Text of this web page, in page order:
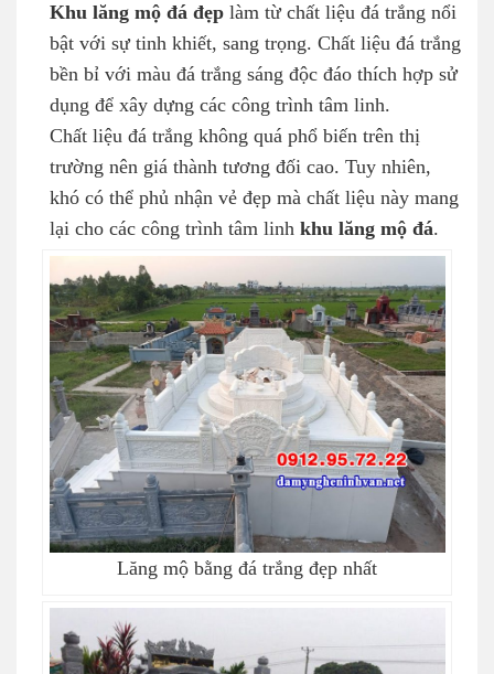
Khu lăng mộ đá đẹp làm từ chất liệu đá trắng nổi
bật với sự tinh khiết, sang trọng. Chất liệu đá trắng
bền bỉ với màu đá trắng sáng độc đáo thích hợp sử
dụng để xây dựng các công trình tâm linh.
Chất liệu đá trắng không quá phổ biến trên thị
trường nên giá thành tương đối cao. Tuy nhiên,
khó có thể phủ nhận vẻ đẹp mà chất liệu này mang
lại cho các công trình tâm linh khu lăng mộ đá.
Lăng mộ bằng đá trắng đẹp nhất